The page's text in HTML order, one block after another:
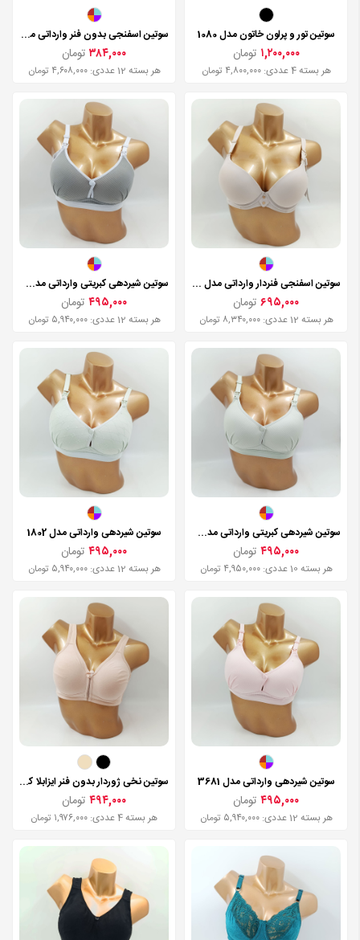
سوتین تور و پرلون خاتون مدل 1080
۱,۲۰۰,۰۰۰ تومان
هر بسته 4 عددی: ۴,۸۰۰,۰۰۰ تومان
سوتین اسفنجی بدون فنر وارداتی مدل cx7212
۳۸۴,۰۰۰تومان
هر بسته 12 عددی: ۴,۶۰۸,۰۰۰ تومان
سوتین اسفنجی فنردار وارداتی مدل 1472
۶۹۵,۰۰۰ تومان
هر بسته 12 عددی: ۸,۳۴۰,۰۰۰ تومان
سوتین شیردهی کبریتی وارداتی مدل 1808
۴۹۵,۰۰۰ تومان
هر بسته 12 عددی: ۵,۹۴۰,۰۰۰ تومان
سوتین شیردهی کبریتی وارداتی مدل 1801
۴۹۵,۰۰۰ تومان
هر بسته 10 عددی: ۴,۹۵۰,۰۰۰ تومان
سوتین شیردهی وارداتی مدل 1802
۴۹۵,۰۰۰ تومان
هر بسته 12 عددی: ۵,۹۴۰,۰۰۰ تومان
سوتین شیردهی وارداتی مدل 3681
۴۹۵,۰۰۰ تومان
هر بسته 12 عددی: ۵,۹۴۰,۰۰۰ تومان
سوتین نخی ژوردار بدون فنر ایزابلا کد 045
۴۹۴,۰۰۰ تومان
هر بسته 4 عددی: ۱,۹۷۶,۰۰۰ تومان